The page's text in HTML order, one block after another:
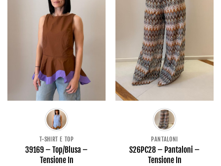
T-SHIRT E TOP
39169 – Top/Blusa –
Tensione In
PANTALONI
S26PC28 – Pantaloni –
Tensione In